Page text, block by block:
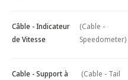
Câble - Indicateur
de Vitesse
(Cable -
Speedometer)
Cable - Support à
(Cable - Tail